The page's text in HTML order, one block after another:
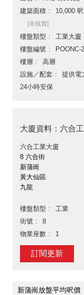
建築面積
10,000 呎
[未核實]
樓盤類型
工業大廈
樓盤編號
POONC-
樓層
高層
設施／配套
提供電
24小時安保
大廈資料：六合
六合工業大廈
8 六合街
新蒲崗
黃大仙區
九龍
樓盤類型
工業
街號
8
物業座數
1
訂閱更新
新蒲崗放盤平均呎價